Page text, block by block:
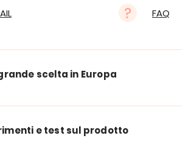
FAQ
scelta in Europa
e test sul prodotto